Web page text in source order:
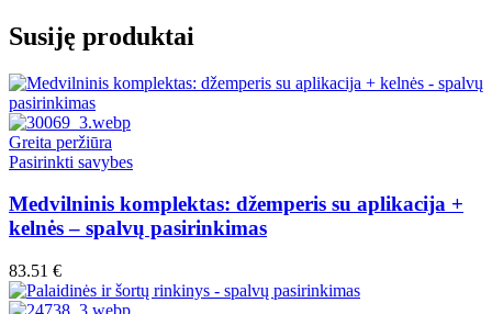
Susiję produktai
Greita peržiūra
Pasirinkti savybesThis
has
multiple
variants.
may
Medvilninis komplektas: džemperis su aplikacija +
kelnės – spalvų pasirinkimas
83.51 €